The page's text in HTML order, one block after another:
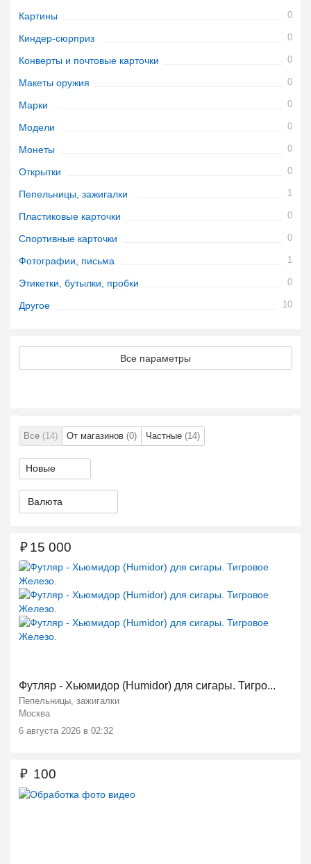
Картины 0
Киндер-сюрприз 0
Конверты и почтовые карточки 0
Макеты оружия 0
Марки 0
Модели 0
Монеты 0
Открытки 0
Пепельницы, зажигалки 1
Пластиковые карточки 0
Спортивные карточки 0
Фотографии, письма 1
Этикетки, бутылки, пробки 0
Другое 10
Все параметры
Все (14) От магазинов (0) Частные (14)
Валюта
Футляр - Хьюмидор (Humidor) для сигары. Тигро...
Пепельницы, зажигалки
Москва
6 августа 2026 в 02:32
₽15 000
₽ 100